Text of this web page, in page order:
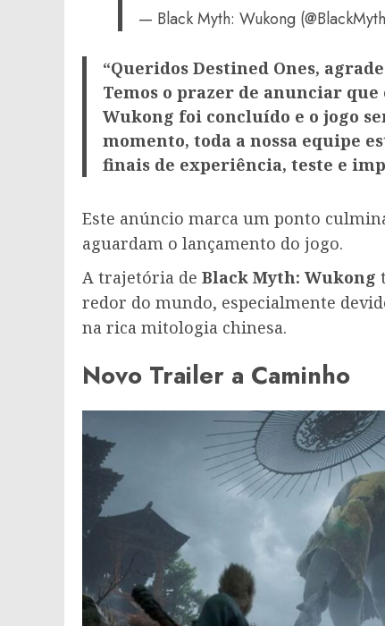
— Black Myth: Wukong
“Queridos Destined Ones,
Temos o prazer de anunciar
Wukong foi concluído e o jogo
momento, toda a nossa equipe
finais de experiência, teste e
Este anúncio marca um ponto
aguardam o lançamento do jogo.
A trajetória de Black Myth: Wukong
redor do mundo, especialmente
na rica mitologia chinesa.
Novo Trailer a Caminho